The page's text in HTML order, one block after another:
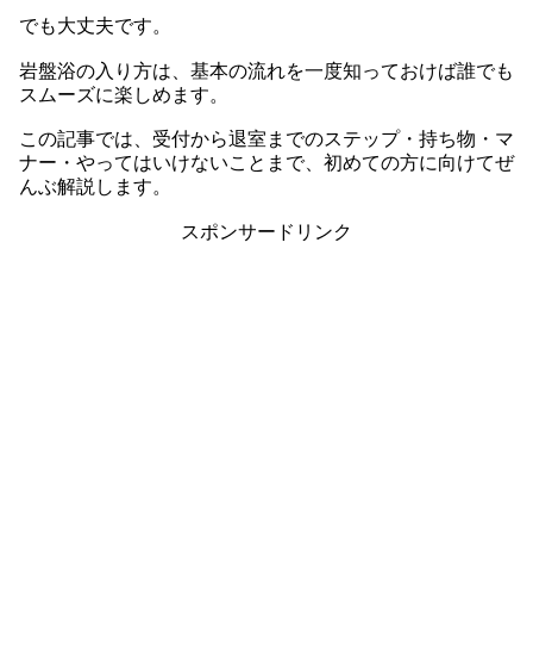
でも大丈夫です。
岩盤浴の入り方は、基本の流れを一度知っておけば誰でも
スムーズに楽しめます。
この記事では、受付から退室までのステップ・持ち物・マ
ナー・やってはいけないことまで、初めての方に向けてぜ
んぶ解説します。
スポンサードリンク